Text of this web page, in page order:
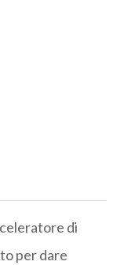
di
per dare